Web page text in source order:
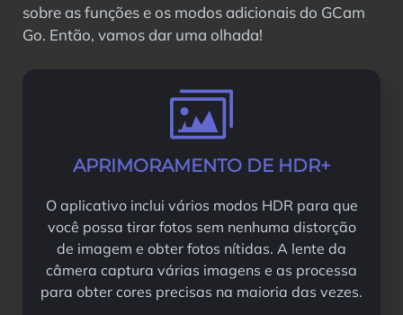
sobre as funções e os modos adicionais do GCam
Go. Então, vamos dar uma olhada!
APRIMORAMENTO DE HDR+
O aplicativo inclui vários modos HDR para que
você possa tirar fotos sem nenhuma distorção
de imagem e obter fotos nítidas. A lente da
câmera captura várias imagens e as processa
para obter cores precisas na maioria das vezes.